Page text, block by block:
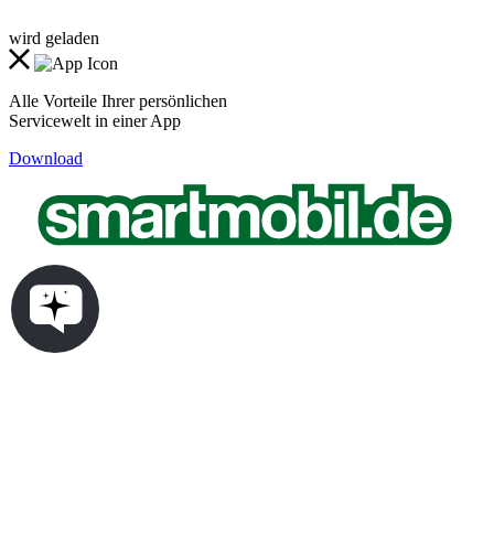
wird geladen
Alle Vorteile Ihrer persönlichen
Servicewelt in einer App
Download